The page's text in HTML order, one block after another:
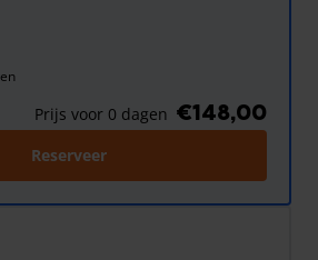
Prijs voor 0 dagen €148,00
Reserveer